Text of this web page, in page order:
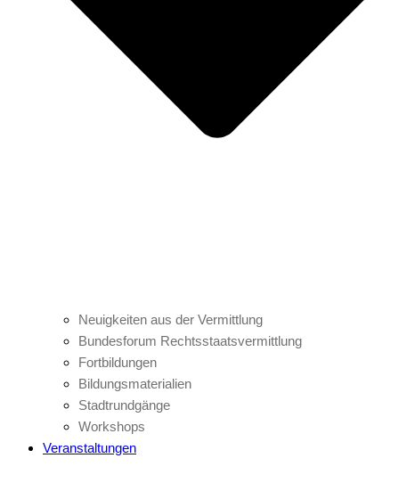
Neuigkeiten aus der Vermittlung
Bundesforum Rechtsstaatsvermittlung
Fortbildungen
Bildungsmaterialien
Stadtrundgänge
Workshops
Veranstaltungen